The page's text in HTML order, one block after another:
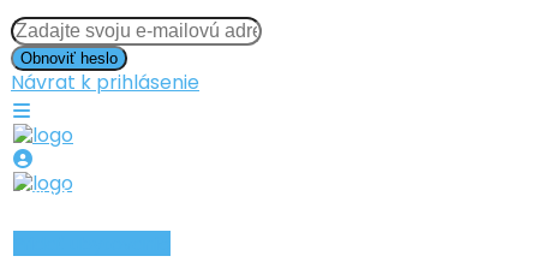
Obnoviť heslo
Návrat k prihlásenie
PRIHLÁSIŤ SA